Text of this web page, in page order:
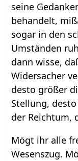
seine
behandelt,
sogar in den
Umständen
dann wisse,
Widersacher
desto größer
Stellung,
der Reichtum,
Mögt ihr alle
Wesenszug.